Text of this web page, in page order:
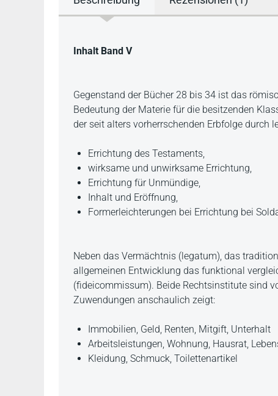
Beschreibung
Inhalt Band V
Gegenstand der Bücher 28 bis 34 ist das
Bedeutung der Materie für die besitzenden
der seit alters vorherrschenden Erbfolge durch
Errichtung des Testaments,
wirksame und unwirksame Errichtung,
Errichtung für Unmündige,
Inhalt und Eröffnung,
Formerleichterungen bei Errichtung bei
Neben das Vermächtnis (legatum), das
allgemeinen Entwicklung das funktional
(fideicommissum). Beide Rechtsinstitute sind
Zuwendungen anschaulich zeigt:
Immobilien, Geld, Renten, Mitgift, Unterhalt
Arbeitsleistungen, Wohnung, Hausrat,
Kleidung, Schmuck, Toilettenartikel